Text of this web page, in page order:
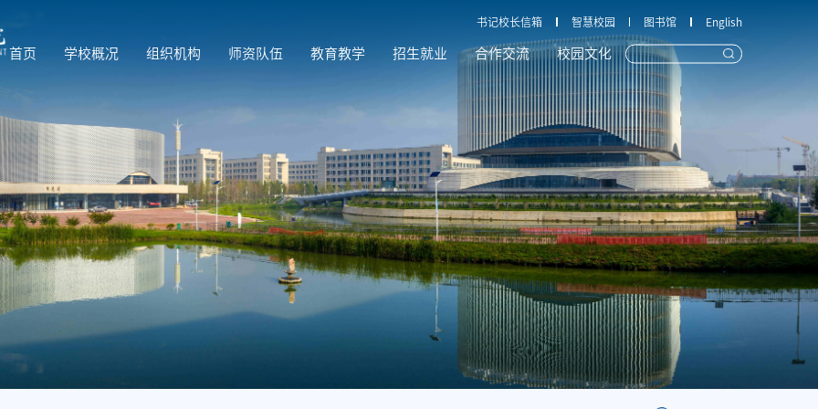
书记校长信箱 智慧校园 图书馆 English
首页 学校概况 组织机构 师资队伍 教育教学 招生就业 合作交流 校园文化